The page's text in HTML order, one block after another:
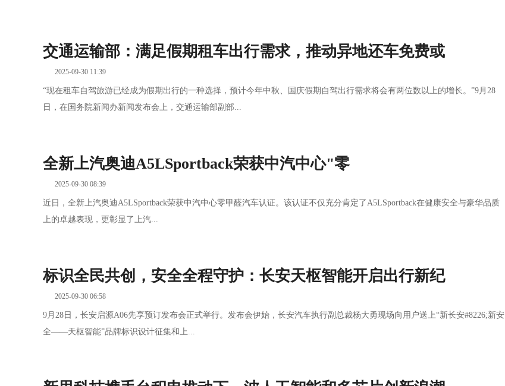
交通运输部：满足假期租车出行需求，推动异地还车免费或
2025-09-30 11:39
“现在租车自驾旅游已经成为假期出行的一种选择，预计今年中秋、国庆假期自驾出行需求将会有两位数以上的增长。”9月28
日，在国务院新闻办新闻发布会上，交通运输部副部...
全新上汽奥迪A5LSportback荣获中汽中心"零
2025-09-30 08:39
近日，全新上汽奥迪A5LSportback荣获中汽中心零甲醛汽车认证。该认证不仅充分肯定了A5LSportback在健康安全与豪华品质
上的卓越表现，更彰显了上汽...
标识全民共创，安全全程守护：长安天枢智能开启出行新纪
2025-09-30 06:58
9月28日，长安启源A06先享预订发布会正式举行。发布会伊始，长安汽车执行副总裁杨大勇现场向用户送上“新长安#8226;新安
全——天枢智能”品牌标识设计征集和上...